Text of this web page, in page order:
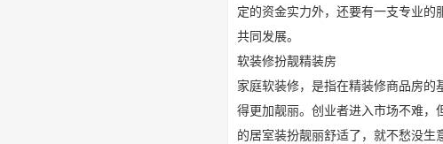
定的资金实力外，还要有一支专业的
共同发展。
软装修扮靓精装房
家庭软装修，是指在精装修商品房
得更加靓丽。创业者进入市场不难，
的居室装扮靓丽舒适了，就不愁没生